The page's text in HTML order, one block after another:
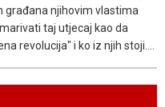
građana njihovim vlastima
taj utjecaj kao da
revolucija" i ko iz njih stoji....